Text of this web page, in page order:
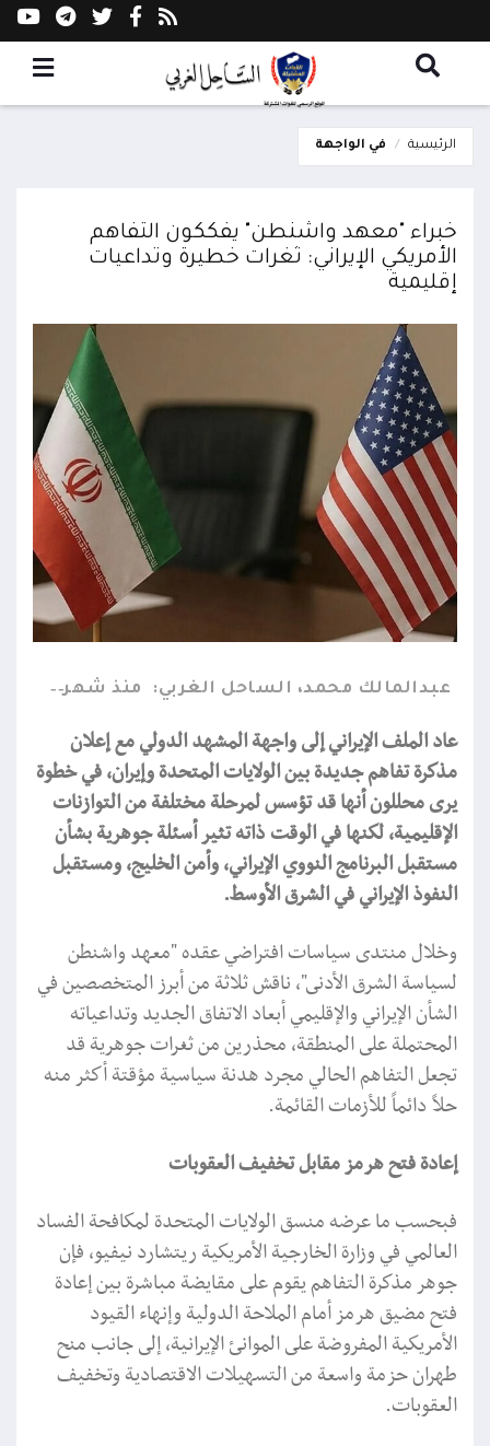
الرئيسية في الواجهة
خبراء "معهد واشنطن" يفككون التفاهم
الأمريكي الإيراني: ثغرات خطيرة وتداعيات
إقليمية
عبدالمالك محمد، الساحل الغربي: منذ شهر
عاد الملف الإيراني إلى واجهة المشهد الدولي مع إعلان
مذكرة تفاهم جديدة بين الولايات المتحدة وإيران، في خطوة
يرى محللون أنها قد تؤسس لمرحلة مختلفة من التوازنات
الإقليمية، لكنها في الوقت ذاته تثير أسئلة جوهرية بشأن
مستقبل البرنامج النووي الإيراني، وأمن الخليج، ومستقبل
النفوذ الإيراني في الشرق الأوسط.
وخلال منتدى سياسات افتراضي عقده "معهد واشنطن
لسياسة الشرق الأدنى"، ناقش ثلاثة من أبرز المتخصصين في
الشأن الإيراني والإقليمي أبعاد الاتفاق الجديد وتداعياته
المحتملة على المنطقة، محذرين من ثغرات جوهرية قد
تجعل التفاهم الحالي مجرد هدنة سياسية مؤقتة أكثر منه
حلاً دائماً للأزمات القائمة.
إعادة فتح هرمز مقابل تخفيف العقوبات
فبحسب ما عرضه منسق الولايات المتحدة لمكافحة الفساد
العالمي في وزارة الخارجية الأمريكية ريتشارد نيفيو، فإن
جوهر مذكرة التفاهم يقوم على مقايضة مباشرة بين إعادة
فتح مضيق هرمز أمام الملاحة الدولية وإنهاء القيود
الأمريكية المفروضة على الموانئ الإيرانية، إلى جانب منح
طهران حزمة واسعة من التسهيلات الاقتصادية وتخفيف
العقوبات.